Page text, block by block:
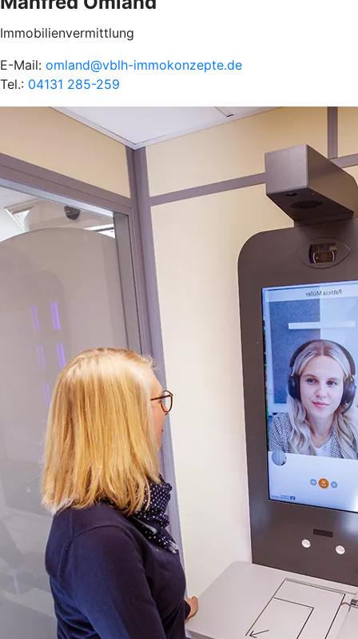
Immobilienvermittlung
E-Mail: omland@vblh-immokonzepte.de
Tel.: 04131 285-259